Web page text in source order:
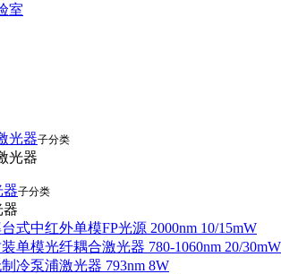
室
光器子分类
光器
器子分类
器
式中红外单模FP光源 2000nm 10/15mW
单模光纤耦合激光器 780-1060nm 20/30mW
冷泵浦激光器 793nm 8W